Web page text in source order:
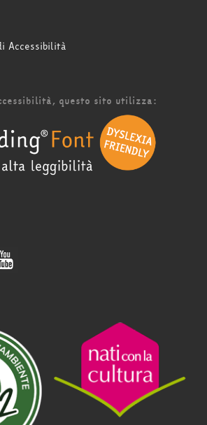
Accessibilità
questo sito utilizza: